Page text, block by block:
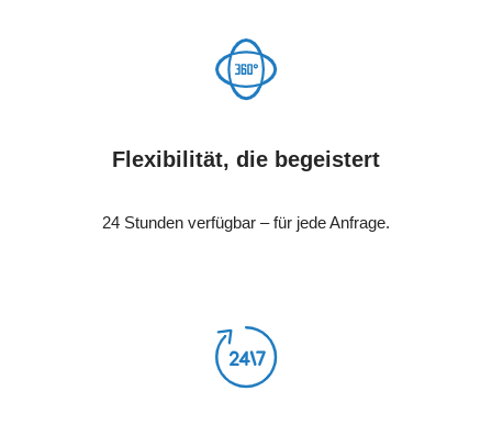
Flexibilität, die begeistert
24 Stunden verfügbar – für jede Anfrage.